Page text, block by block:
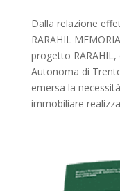
Dalla relazione
RARAHIL
progetto
Autonoma di
emersa la
immobiliare